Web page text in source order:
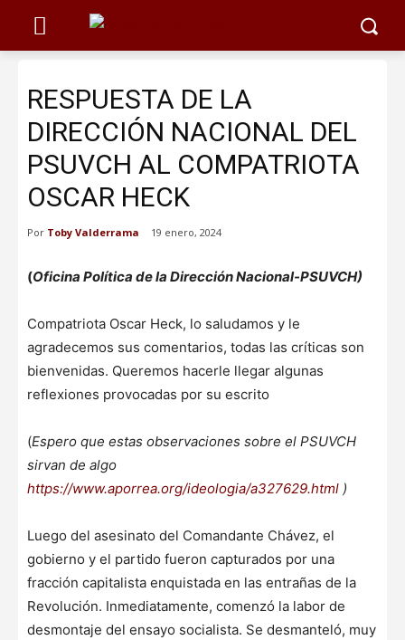
RESPUESTA DE LA
DIRECCIÓN NACIONAL DEL
PSUVCH AL COMPATRIOTA
OSCAR HECK
Por Toby Valderrama 19 enero, 2024
(Oficina Política de la Dirección Nacional-PSUVCH)
Compatriota Oscar Heck, lo saludamos y le
agradecemos sus comentarios, todas las críticas son
bienvenidas. Queremos hacerle llegar algunas
reflexiones provocadas por su escrito
(Espero que estas observaciones sobre el PSUVCH
sirvan de algo
https://www.aporrea.org/ideologia/a327629.html )
Luego del asesinato del Comandante Chávez, el
gobierno y el partido fueron capturados por una
fracción capitalista enquistada en las entrañas de la
Revolución. Inmediatamente, comenzó la labor de
desmontaje del ensayo socialista. Se desmanteló, muy